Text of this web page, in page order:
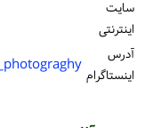
سایت
اینترنتی
آدرس
اینستاگرام